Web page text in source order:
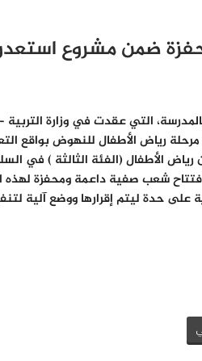
ضمن مشروع
التي عقدت في وزارة التربية
مرحلة رياض الأطفال للنهوض
الأطفال (الفئة الثالثة ) في
افتتاح شعب صفية داعمة ومحفزة
حدة ليتم إقرارها ووضع آلية